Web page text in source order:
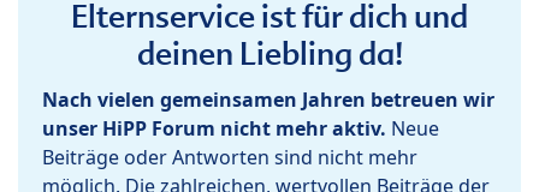
Elternservice ist für dich und
deinen Liebling da!
Nach vielen gemeinsamen Jahren betreuen wir
unser HiPP Forum nicht mehr aktiv. Neue
Beiträge oder Antworten sind nicht mehr
möglich. Die zahlreichen, wertvollen Beiträge der